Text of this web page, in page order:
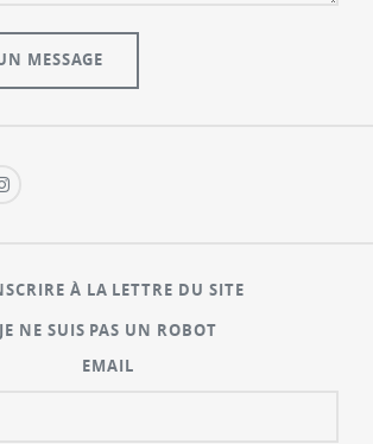
À LA LETTRE DU SITE
JE NE SUIS PAS UN ROBOT
EMAIL